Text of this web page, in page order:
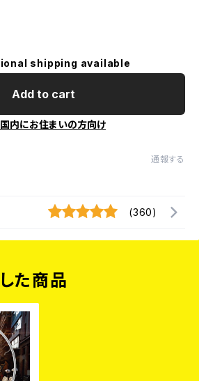
shipping available
Add to cart
内にお住まいの方向け
通報する
(360)
た商品